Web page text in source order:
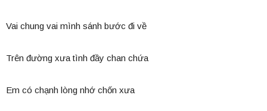
Vai chung vai mình sánh bước đi về
Trên đường xưa tình đầy chan chứa
Em có chạnh lòng nhớ chốn xưa